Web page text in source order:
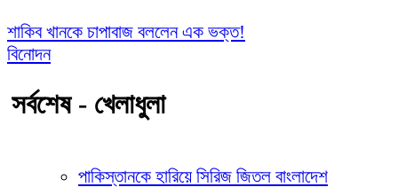
শাকিব খানকে চাপাবাজ বললেন এক ভক্ত!
বিনোদন
সর্বশেষ - খেলাধুলা
পাকিস্তানকে হারিয়ে সিরিজ জিতল বাংলাদেশ